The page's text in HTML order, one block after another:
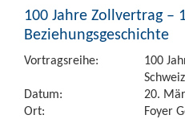
100 Jahre Zollvertrag –
Beziehungsgeschichte
Vortragsreihe:
100
Datum:
20.
Ort:
Foyer